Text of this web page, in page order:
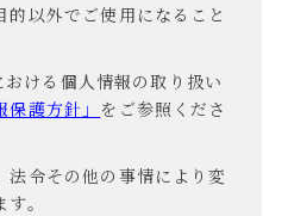
以外でご使用になること
ける個人情報の取り扱い
保護方針」 をご参照くださ
法令その他の事情により変
。